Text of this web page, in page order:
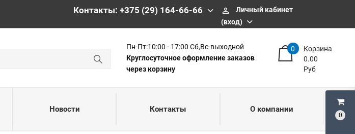
0
Контакты: +375 (29) 164-66-66 perm_identity
Личный кабинет
(вход)
Пн-Пт:10:00 - 17:00 Сб,Вс-выходной
Круглосуточное оформление заказов
через корзину
Корзина
0
0.00
Руб
Новости Контакты О компании